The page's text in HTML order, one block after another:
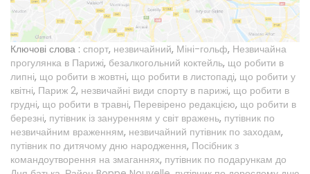
Ключові слова : спорт, незвичайний, Міні-гольф, Незвичайна
прогулянка в Парижі, безалкогольний коктейль, що робити в
липні, що робити в жовтні, що робити в листопаді, що робити у
квітні, Париж 2, незвичайні види спорту в парижі, що робити в
грудні, що робити в травні, Перевірено редакцією, що робити в
березні, путівник із зануренням у світ вражень, путівник по
незвичайним враженням, незвичайний путівник по заходам,
путівник по дитячому дню народження, Посібник з
командоутворення на змаганнях, путівник по подарункам до